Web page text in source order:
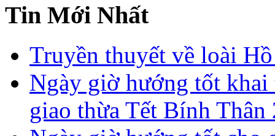
Tin Mới Nhất
Truyền thuyết về loài
Ngày giờ hướng tốt
giao thừa Tết Bính Thân